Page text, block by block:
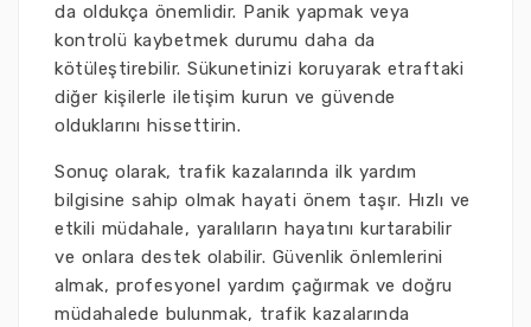
da oldukça önemlidir. Panik yapmak veya
kontrolü kaybetmek durumu daha da
kötüleştirebilir. Sükunetinizi koruyarak etraftaki
diğer kişilerle iletişim kurun ve güvende
olduklarını hissettirin.
Sonuç olarak, trafik kazalarında ilk yardım
bilgisine sahip olmak hayati önem taşır. Hızlı ve
etkili müdahale, yaralıların hayatını kurtarabilir
ve onlara destek olabilir. Güvenlik önlemlerini
almak, profesyonel yardım çağırmak ve doğru
müdahalede bulunmak, trafik kazalarında